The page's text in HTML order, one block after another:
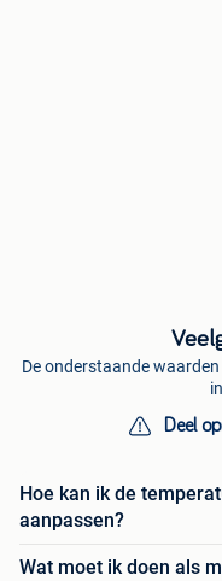
De onderstaande
Deel
Hoe kan ik de
aanpassen?
Wat moet ik doen als